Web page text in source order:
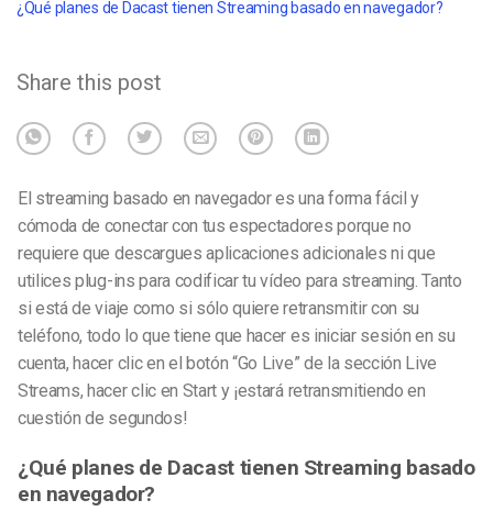
¿Qué planes de Dacast tienen Streaming basado en navegador?
Share this post
El streaming basado en navegador es una forma fácil y
cómoda de conectar con tus espectadores porque no
requiere que descargues aplicaciones adicionales ni que
utilices plug-ins para codificar tu vídeo para streaming. Tanto
si está de viaje como si sólo quiere retransmitir con su
teléfono, todo lo que tiene que hacer es iniciar sesión en su
cuenta, hacer clic en el botón “Go Live” de la sección Live
Streams, hacer clic en Start y ¡estará retransmitiendo en
cuestión de segundos!
¿Qué planes de Dacast tienen Streaming basado
en navegador?